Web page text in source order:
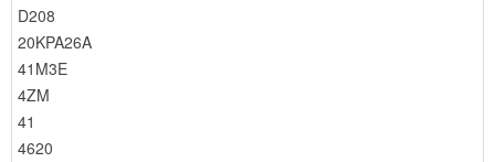
D208
20KPA26A
41M3E
4ZM
41
4620